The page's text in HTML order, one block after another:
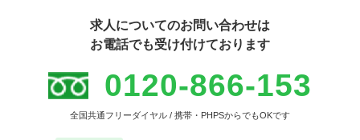
求人についてのお問い合わせは
お電話でも受け付けております
0120-866-153
全国共通フリーダイヤル / 携帯・PHPSからでもOKです